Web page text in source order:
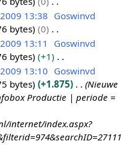
13:38
Goswinvd
bytes
0
13:11
Goswinvd
bytes
+1
13:10
Goswinvd
bytes +1.875
Nieuwe
Productie | periode =
internet/index.aspx?